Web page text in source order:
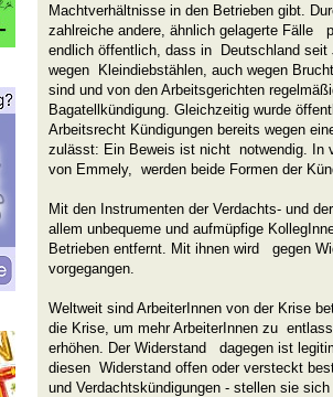
Machtverhältnisse in den Betrieben gibt.
zahlreiche andere, ähnlich gelagerte Fälle
endlich öffentlich, dass in Deutschland seit
wegen Kleindiebstählen, auch wegen
sind und von den Arbeitsgerichten
Bagatellkündigung. Gleichzeitig wurde
Arbeitsrecht Kündigungen bereits wegen
zulässt: Ein Beweis ist nicht notwendig. In
von Emmely, werden beide Formen der
Mit den Instrumenten der Verdachts- und
allem unbequeme und aufmüpfige
Betrieben entfernt. Mit ihnen wird gegen
vorgegangen.
Weltweit sind ArbeiterInnen von der Krise
die Krise, um mehr ArbeiterInnen zu
erhöhen. Der Widerstand dagegen ist
diesen Widerstand offen oder versteckt
und Verdachtskündigungen - stellen sie